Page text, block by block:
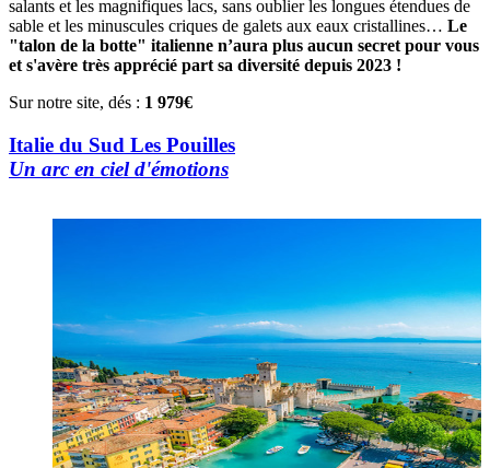
salants et les magnifiques lacs, sans oublier les longues étendues de
sable et les minuscules criques de galets aux eaux cristallines… Le
"talon de la botte" italienne n’aura plus aucun secret pour vous
et s'avère très apprécié part sa diversité depuis 2023 !
Sur notre site, dés : 1 979€
Italie du Sud Les Pouilles
Un arc en ciel d'émotions